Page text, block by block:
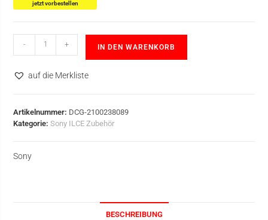
jetzt vorbestellen
- + IN DEN WARENKORB
auf die Merkliste
Artikelnummer: DCG-2100238089
Kategorie:Sony ILCE Zubehör
Sony
BESCHREIBUNG